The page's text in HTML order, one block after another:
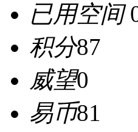
已用空间
积分87
威望0
易币81